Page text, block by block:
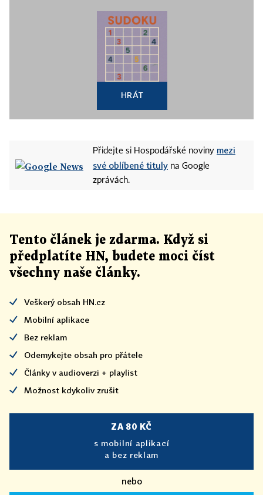
HRÁT
Přidejte si Hospodářské noviny mezi
své oblíbené tituly na Google
zprávách.
Tento článek je zdarma. Když si
předplatíte HN, budete moci číst
všechny naše články.
Veškerý obsah HN.cz
Mobilní aplikace
Bez reklam
Odemykejte obsah pro přátele
Články v audioverzi + playlist
Možnost kdykoliv zrušit
ZA 80 KČ
s mobilní aplikací
a bez reklam
nebo